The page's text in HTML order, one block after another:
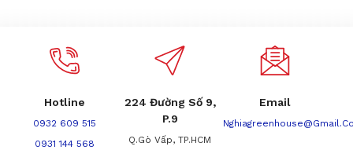
Hotline
0932 609 515
0931 144 568
224 Đường Số 9,
P.9
Q.Gò Vấp, TP.HCM
Email